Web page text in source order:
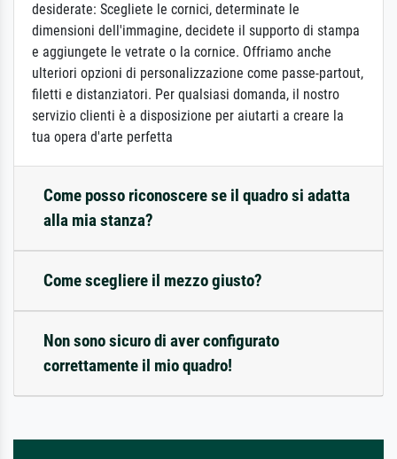
desiderate: Scegliete le cornici, determinate le
dimensioni dell'immagine, decidete il supporto di stampa
e aggiungete le vetrate o la cornice. Offriamo anche
ulteriori opzioni di personalizzazione come passe-partout,
filetti e distanziatori. Per qualsiasi domanda, il nostro
servizio clienti è a disposizione per aiutarti a creare la
tua opera d'arte perfetta
Come posso riconoscere se il quadro si adatta
alla mia stanza?
Come scegliere il mezzo giusto?
Non sono sicuro di aver configurato
correttamente il mio quadro!